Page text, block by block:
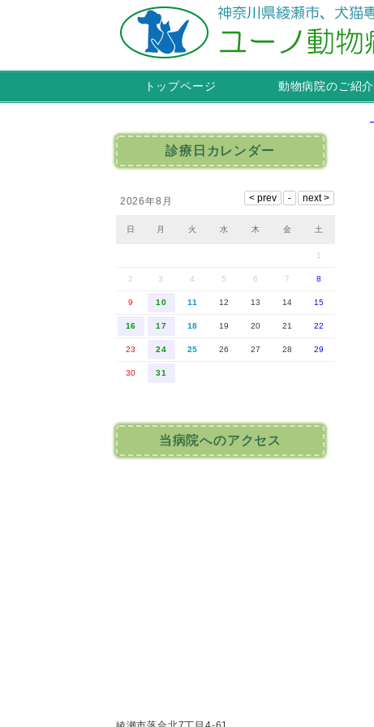
トップページ 動物病院のご紹介
診療日カレンダー
2026年8月
日 月 火 水 木 金 土
1
2 3 4 5 6 7 8
9 10 11 12 13 14 15
16 17 18 19 20 21 22
23 24 25 26 27 28 29
30 31
当病院へのアクセス